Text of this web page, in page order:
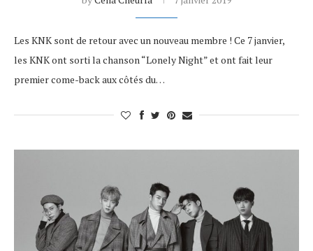
Les KNK sont de retour avec un nouveau membre ! Ce 7 janvier,
les KNK ont sorti la chanson “Lonely Night” et ont fait leur
premier come-back aux côtés du…